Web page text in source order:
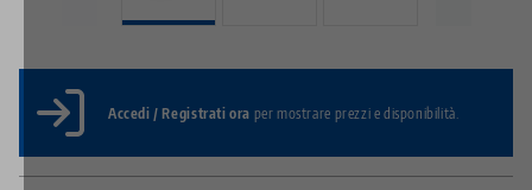
Accedi / Registrati ora per mostrare prezzi e disponibilità.